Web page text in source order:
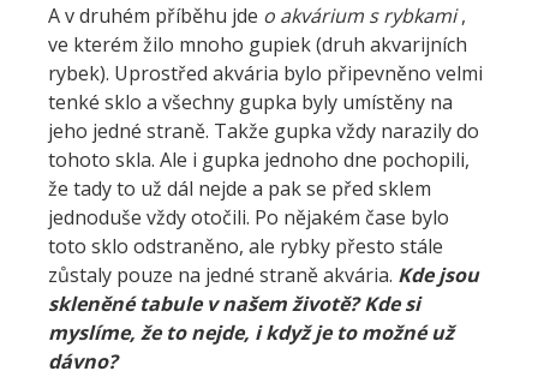
A v druhém příběhu jde o akvárium s rybkami,
ve kterém žilo mnoho gupiek (druh akvarijních
rybek). Uprostřed akvária bylo připevněno velmi
tenké sklo a všechny gupka byly umístěny na
jeho jedné straně. Takže gupka vždy narazily do
tohoto skla. Ale i gupka jednoho dne pochopili,
že tady to už dál nejde a pak se před sklem
jednoduše vždy otočili. Po nějakém čase bylo
toto sklo odstraněno, ale rybky přesto stále
zůstaly pouze na jedné straně akvária. Kde jsou
skleněné tabule v našem životě? Kde si
myslíme, že to nejde, i když je to možné už
dávno?